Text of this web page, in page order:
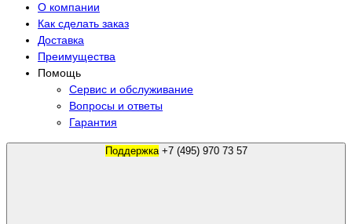
О компании
Как сделать заказ
Доставка
Преимущества
Помощь
Сервис и обслуживание
Вопросы и ответы
Гарантия
Поддержка +7 (495) 970 73 57